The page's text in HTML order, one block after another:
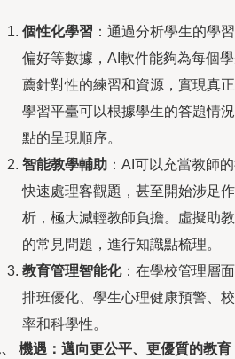
個性化學習 ：通過分析學生的學
偏好等數據，AI軟件能夠為每個
薦針對性的練習和資源，實現真
學習平臺可以根據學生的答題情
點的呈現順序。
智能教學輔助 ：AI可以充當教師
快速處理客觀題，甚至開始涉足
析，極大減輕教師負擔。虛擬助
的常見問題，進行知識點梳理。
教育管理智能化：在學校管理層
排班優化、學生心理健康預警、
率和科學性。
機遇：邁向更公平、更優質的教育